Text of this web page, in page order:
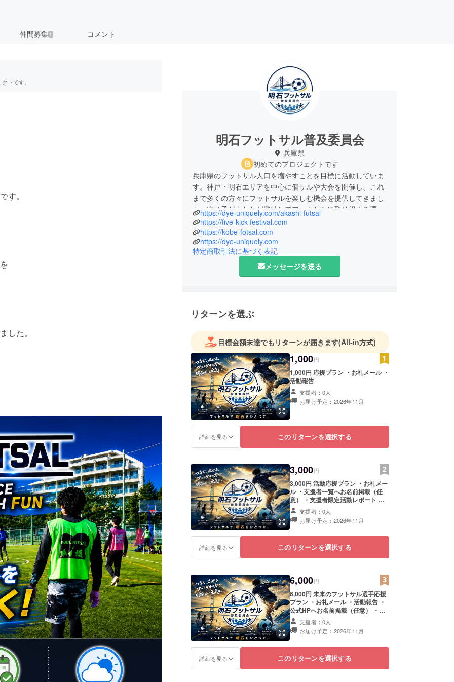
仲間募集 1 コメント
トです。
す。
した。
明石フットサル普及委員会
兵庫県
初めてのプロジェクトです
兵庫県のフットサル人口を増やすことを目標に活動していま
す。神戸・明石エリアを中心に個サルや大会を開催し、これ
まで多くの方々にフットサルを楽しむ機会を提供してきまし
た。次は子どもたちが継続してフットサルに取り組める環境
づくりに挑戦します。
https://dye-uniquely.com/akashi-futsal
https://five-kick-festival.com
https://kobe-fotsal.com
https://dye-uniquely.com
特定商取引法に基づく表記
メッセージを送る
リターンを選ぶ
目標金額未達でもリターンが届きます(All-in方式)
1,000円
1,000円 応援プラン ・お礼メール ・
活動報告
支援者：0人
お届け予定：2026年11月
詳細を見る このリターンを選択する
3,000円
3,000円 活動応援プラン ・お礼メー
ル ・支援者一覧へお名前掲載（任
意） ・支援者限定活動レポート ・
掲載期間：2026年11月1日から1年
間掲載 ・掲載方法：文字のみ、ロゴ
掲載（小サイズ（一覧掲載）） ・注
い ロゴやバナーなどの
画像の受け渡しについては、
お送りするメールをご確認くださ
い。
支援者：0人
お届け予定：2026年11月
詳細を見る このリターンを選択する
6,000円
6,000円 未来のフットサル選手応援
プラン ・お礼メール ・活動報告 ・
公式HPへお名前掲載（任意） ・子
ども1名の参加費を支援できるプラ
ン ・掲載期間：2026年11月1日から
1年間掲載 ・掲載方法：文字のみ、
掲載を希望されるお名前をご記入く
ださい ロゴやバナーな
支援者：0人
お届け予定：2026年11月
詳細を見る このリターンを選択する